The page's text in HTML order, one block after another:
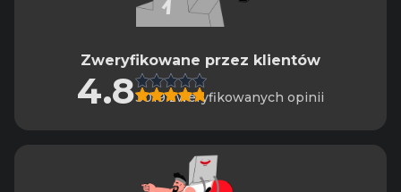
Zweryfikowane przez klientów
4.83019 zweryfikowanych opinii